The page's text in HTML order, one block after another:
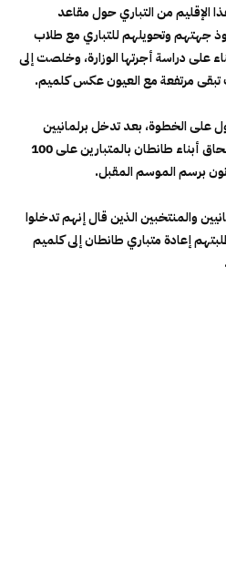
الإقليم من التباري حول مقاعد
جهتهم وتحويلهم للتباري مع طلاب
على دراسة أجرتها الوزارة، وخلصت إلى
مرتفعة مع العيون عكس كلميم.
على الخطوة، بعد تدخل برلمانيين
ومنتخبين عن الإقليم لديه، ليتم إلحاق أبناء طانطان بالمتبارين على 100
برسم الموسم المقبل.
والمنتخبين الذين قال إنهم تدخلوا
إعادة متباري طانطان إلى كلميم